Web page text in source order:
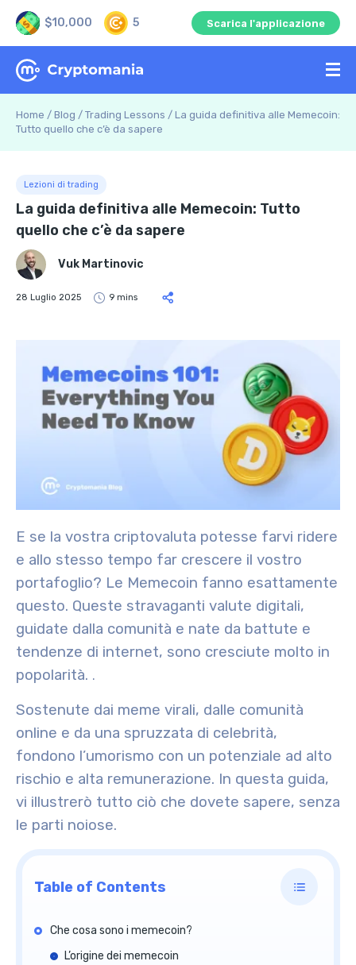
$10,000 5 Scarica l'applicazione
Home / Blog / Trading Lessons / La guida definitiva alle Memecoin:
Tutto quello che c’è da sapere
Lezioni di trading
La guida definitiva alle Memecoin: Tutto
quello che c’è da sapere
Vuk Martinovic
28 Luglio 2025 9 mins
E se la vostra criptovaluta potesse farvi ridere
e allo stesso tempo far crescere il vostro
portafoglio? Le Memecoin fanno esattamente
questo. Queste stravaganti valute digitali,
guidate dalla comunità e nate da battute e
tendenze di internet, sono cresciute molto in
popolarità. .
Sostenute dai meme virali, dalle comunità
online e da una spruzzata di celebrità,
fondono l’umorismo con un potenziale ad alto
rischio e alta remunerazione. In questa guida,
vi illustrerò tutto ciò che dovete sapere, senza
le parti noiose.
Table of Contents
Che cosa sono i memecoin?
L’origine dei memecoin